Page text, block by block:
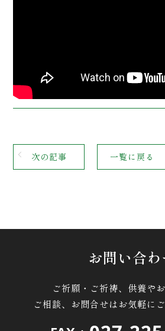
次の記事 一覧に戻る
お問い合わ
ご祈願・ご祈祷、供養や
ご相談、お問合せはお気軽に